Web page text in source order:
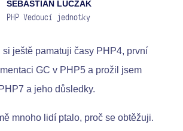
SEBASTIAN LUCZAK
PHP Vedoucí jednotky
ještě pamatuji časy PHP4, první
GC v PHP5 a prožil jsem
a jeho důsledky.
mnoho lidí ptalo, proč se obtěžuji.